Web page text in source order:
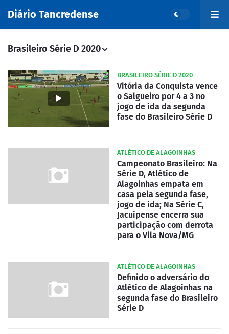
Diário Tancredense
Brasileiro Série D 2020
BRASILEIRO SÉRIE D 2020
Vitória da Conquista vence
o Salgueiro por 4 a 3 no
jogo de ida da segunda
fase do Brasileiro Série D
ATLÉTICO DE ALAGOINHAS
Campeonato Brasileiro: Na
Série D, Atlético de
Alagoinhas empata em
casa pela segunda fase,
jogo de ida; Na Série C,
Jacuipense encerra sua
participação com derrota
para o Vila Nova/MG
ATLÉTICO DE ALAGOINHAS
Definido o adversário do
Atlético de Alagoinhas na
segunda fase do Brasileiro
Série D